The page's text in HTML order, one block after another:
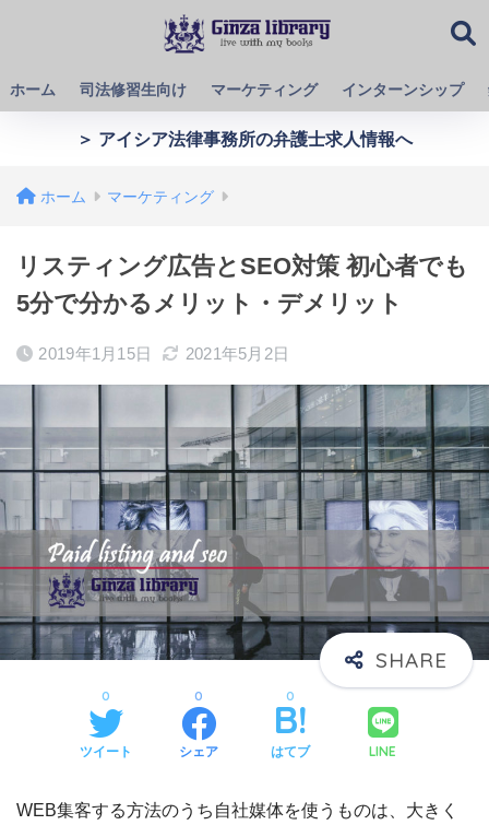
ホーム 司法修習生向け マーケティング インターンシップ
＞ アイシア法律事務所の弁護士求人情報へ
ホーム マーケティング
リスティング広告とSEO対策 初心者でも
5分で分かるメリット・デメリット
2019年1月15日 2021年5月2日
ツイート
0
シェア
0
はてブ
0
LINE
WEB集客する方法のうち自社媒体を使うものは、大きく